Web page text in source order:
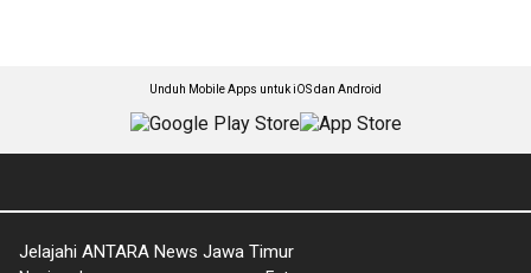
Unduh Mobile Apps untuk iOS dan Android
Jelajahi ANTARA News Jawa Timur